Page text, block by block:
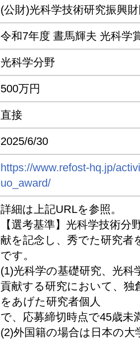
(公財)光科学技術研究振興
令和7年度 晝馬輝夫 光科学
光科学分野
500万円
直接
2025/6/30
https://www.refost-hq.jp/
uo_award/
詳細は上記URLを参照。
【選考基準】光科学技術分
献を記念し、秀でた研究者
です。
(1)光科学の基礎研究、光科
貢献する研究において、独
をあげた研究者個人
で、応募締切時点で45歳未
(2)外国籍の場合は日本の大